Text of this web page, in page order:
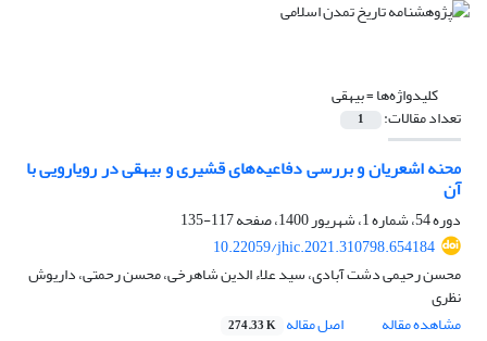
کلیدواژه‌ها =بیهقی
تعداد مقالات: 1
محنه اشعریان و بررسی دفاعیه‌های قشیری و بیهقی در رویارویی با
آن
دوره 54، شماره 1، شهریور 1400، صفحه
117-135
10.22059/jhic.2021.310798.654184
محسن رحیمی دشت آبادی، سید علاء الدین شاهرخی، محسن رحمتی، داریوش
نظری
مشاهده مقاله
اصل مقاله 274.33 K